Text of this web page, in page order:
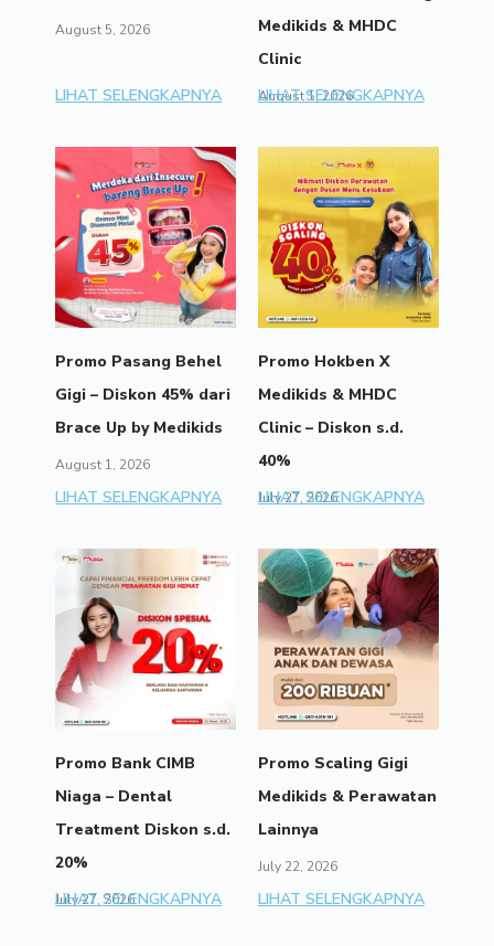
August 5, 2026
LIHAT SELENGKAPNYA
Medikids & MHDC
Clinic
August 1, 2026
LIHAT SELENGKAPNYA
Promo Pasang Behel
Gigi – Diskon 45% dari
Brace Up by Medikids
August 1, 2026
LIHAT SELENGKAPNYA
Promo Hokben X
Medikids & MHDC
Clinic – Diskon s.d.
40%
July 27, 2026
LIHAT SELENGKAPNYA
Promo Bank CIMB
Niaga – Dental
Treatment Diskon s.d.
20%
July 27, 2026
LIHAT SELENGKAPNYA
Promo Scaling Gigi
Medikids & Perawatan
Lainnya
July 22, 2026
LIHAT SELENGKAPNYA